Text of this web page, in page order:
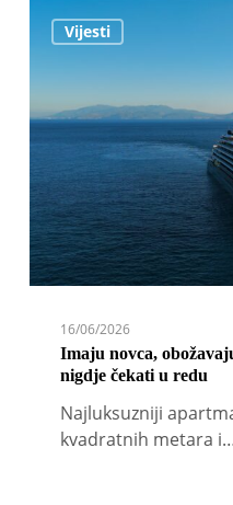
Vijesti
novca,
Mediteran,
ali
ne
nigdje
čekati
u
redu
16/06/2026
Imaju novca,
nigdje čekati u redu
Najluksuzniji
kvadratnih metara